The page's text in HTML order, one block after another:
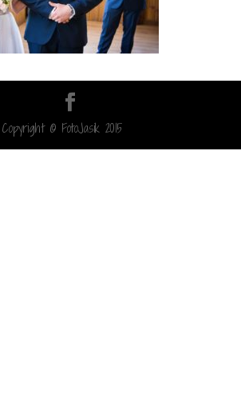
Copyright © FotoJasik 2015